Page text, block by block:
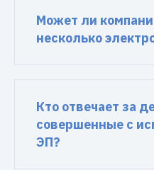
Может ли
несколько
Кто отвечает за
совершенные с
ЭП?